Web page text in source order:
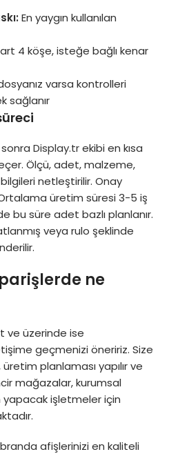
En yaygın kullanılan
4 köşe, isteğe bağlı kenar
varsa kontrolleri
sağlanır
Display.trekibi en kısa
Ölçü, adet, malzeme,
netleştirilir. Onay
üretim süresi 3-5 iş
bu süre adet bazlı planlanır.
veya rulo şeklinde
ne
ve üzerinde ise
geçmenizi öneririz. Size
planlaması yapılır ve
mağazalar, kurumsal
yapacak işletmeler için
afişlerinizi en kaliteli